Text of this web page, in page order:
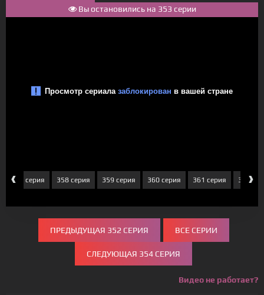
Вы остановились на 353 серии
‹
357 серия 358 серия 359 серия 360 серия 361 серия 362›
ПРЕДЫДУЩАЯ 352 СЕРИЯ ВСЕ СЕРИИ
СЛЕДУЮЩАЯ 354 СЕРИЯ
Видео не работает?